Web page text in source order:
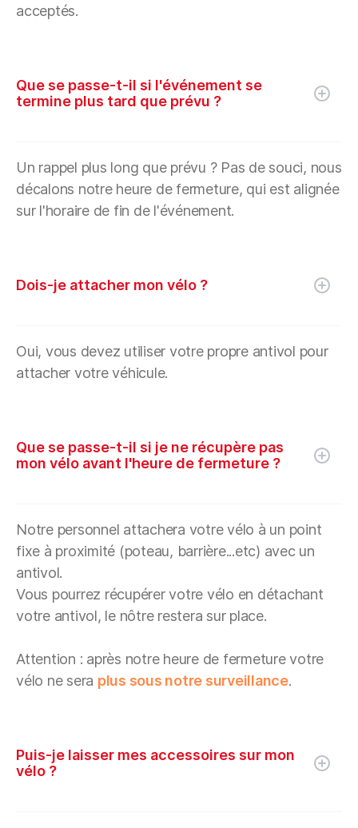
acceptés.
Que se passe-t-il si l'événement se
termine plus tard que prévu ?
Un rappel plus long que prévu ? Pas de souci, nous
décalons notre heure de fermeture, qui est alignée
sur l'horaire de fin de l'événement.
Dois-je attacher mon vélo ?
Oui, vous devez utiliser votre propre antivol pour
attacher votre véhicule.
Que se passe-t-il si je ne récupère pas
mon vélo avant l'heure de fermeture ?
Notre personnel attachera votre vélo à un point
fixe à proximité (poteau, barrière...etc) avec un
antivol.
Vous pourrez récupérer votre vélo en détachant
votre antivol, le nôtre restera sur place.
Attention : après notre heure de fermeture votre
vélo ne sera plus sous notre surveillance.
Puis-je laisser mes accessoires sur mon
vélo ?